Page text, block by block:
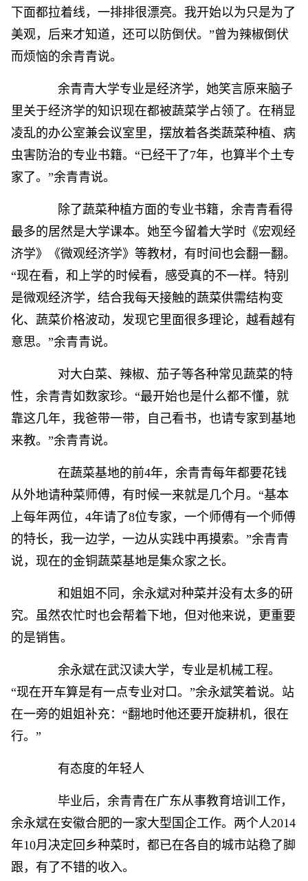
下面都拉着线，一排排很漂亮。我开始以为只是为了
美观，后来才知道，还可以防倒伏。”曾为辣椒倒伏
而烦恼的余青青说。
余青青大学专业是经济学，她笑言原来脑子
里关于经济学的知识现在都被蔬菜学占领了。在稍显
凌乱的办公室兼会议室里，摆放着各类蔬菜种植、病
虫害防治的专业书籍。“已经干了7年，也算半个土专
家了。”余青青说。
除了蔬菜种植方面的专业书籍，余青青看得
最多的居然是大学课本。她至今留着大学时《宏观经
济学》《微观经济学》等教材，有时间也会翻一翻。
“现在看，和上学的时候看，感受真的不一样。特别
是微观经济学，结合我每天接触的蔬菜供需结构变
化、蔬菜价格波动，发现它里面很多理论，越看越有
意思。”余青青说。
对大白菜、辣椒、茄子等各种常见蔬菜的特
性，余青青如数家珍。“最开始也是什么都不懂，就
靠这几年，我爸带一带，自己看书，也请专家到基地
来教。”余青青说。
在蔬菜基地的前4年，余青青每年都要花钱
从外地请种菜师傅，有时候一来就是几个月。“基本
上每年两位，4年请了8位专家，一个师傅有一个师傅
的特长，我一边学，一边从实践中再摸索。”余青青
说，现在的金铜蔬菜基地是集众家之长。
和姐姐不同，余永斌对种菜并没有太多的研
究。虽然农忙时也会帮着下地，但对他来说，更重要
的是销售。
余永斌在武汉读大学，专业是机械工程。
“现在开车算是有一点专业对口。”余永斌笑着说。站
在一旁的姐姐补充：“翻地时他还要开旋耕机，很在
行。”
有态度的年轻人
毕业后，余青青在广东从事教育培训工作，
余永斌在安徽合肥的一家大型国企工作。两个人2014
年10月决定回乡种菜时，都已在各自的城市站稳了脚
跟，有了不错的收入。